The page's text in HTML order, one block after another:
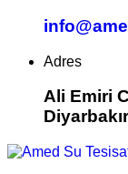
Adres
Ali Emiri
Diyarbakır